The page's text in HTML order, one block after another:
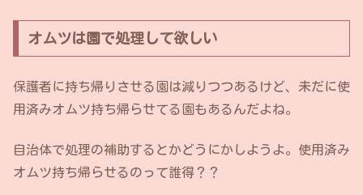
オムツは園で処理して欲しい
保護者に持ち帰りさせる園は減りつつあるけど、未だに使
用済みオムツ持ち帰らせてる園もあるんだよね。
自治体で処理の補助するとかどうにかしようよ。使用済み
オムツ持ち帰らせるのって誰得？？